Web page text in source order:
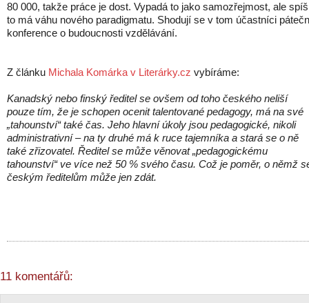
80 000, takže práce je dost. Vypadá to jako samozřejmost, ale spíš
to má váhu nového paradigmatu. Shodují se v tom účastníci
konference o budoucnosti vzdělávání.
Z článku Michala Komárka v Literárky.cz vybíráme:
Kanadský nebo finský ředitel se ovšem od toho českého neliší
pouze tím, že je schopen ocenit talentované pedagogy, má na své
„tahounství“ také čas. Jeho hlavní úkoly jsou pedagogické, nikoli
administrativní – na ty druhé má k ruce tajemníka a stará se o ně
také zřizovatel. Ředitel se může věnovat „pedagogickému
tahounství“ ve více než 50 % svého času. Což je poměr, o němž
českým ředitelům může jen zdát.
11 komentářů: